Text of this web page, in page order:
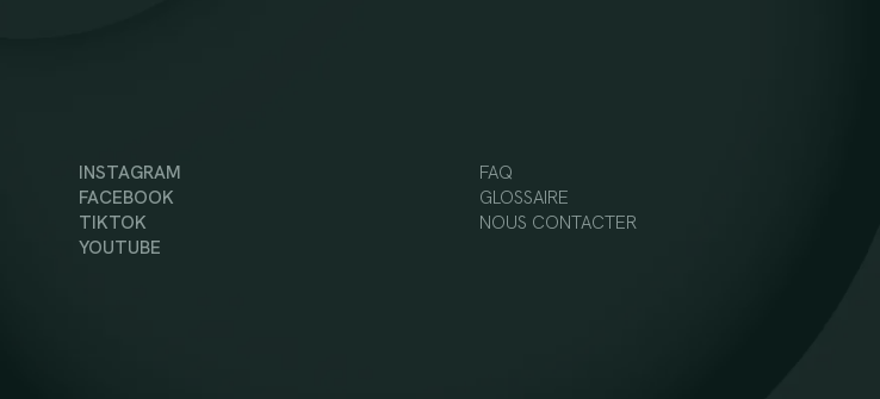
INSTAGRAM
FACEBOOK
TIKTOK
YOUTUBE
FAQ
GLOSSAIRE
NOUS CONTACTER